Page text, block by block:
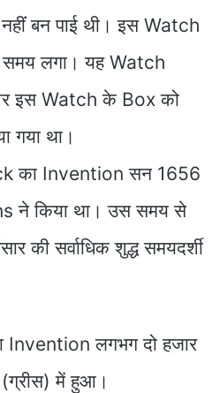
बन पाई थी। इस Watch
समय लगा। यह Watch
इस Watch के Box को
गया था।
का Invention सन 1656
ने किया था। उस समय से
की सर्वाधिक शुद्ध समयदर्शी
लगभग दो हजार
(ग्रीस) में हुआ।